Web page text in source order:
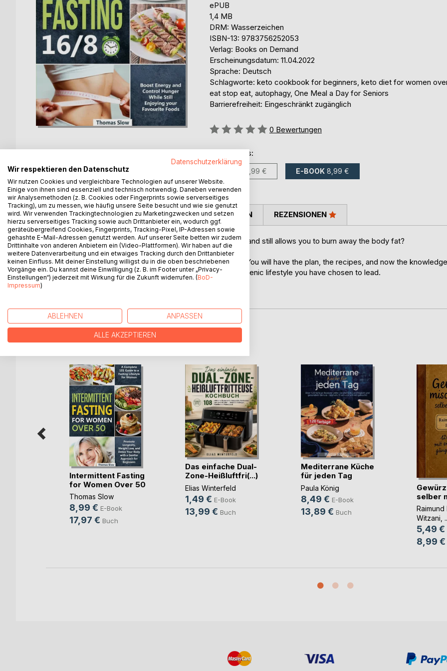
ePUB
1,4 MB
DRM: Wasserzeichen
ISBN-13: 9783756252053
Verlag: Books on Demand
Erscheinungsdatum: 11.04.2022
Sprache: Deutsch
Schlagworte: keto cookbook for beginners, keto diet for women
eat stop eat, autophagy, One Meal a Day for Seniors
Barrierefreiheit: Eingeschränkt zugänglich
Bewertung::
0 Bewertungen
erhältlich als:
17,99 € E-BOOK 8,99 €
BESCHREIBUNG
Are you searching for a dieting plan that takes little effort and still allows you to burn away the body fat?
Why not get started right now? There is no need to wait. You will have the plan, the recipes, and now the knowledge
to use your chosen fasting option with the delicious ketogenic lifestyle you have chosen to lead.
AUTOR/IN PRESSESTIMMEN REZENSIONEN
WEITERE TITEL BEIBoD
Intermittent Fasting
for Women Over 50
Thomas Slow
8,99 € E-Book
17,97 € Buch
Das einfache Dual-
Zone-Heißluftfri(...)
Elias Winterfeld
1,49 € E-Book
13,99 € Buch
Mediterrane Küche
für jeden Tag
Paula König
8,49 € E-Book
13,89 € Buch
selber
Raimund
Witzani ,
5,49 €
8,99 €
Datenschutzerklärung
Wir respektieren den Datenschutz
Wir nutzen Cookies und vergleichbare Technologien auf unserer Website.
Einige von ihnen sind essenziell und technisch notwendig. Daneben verwenden
wir Analysemethoden (z. B. Cookies oder Fingerprints sowie serverseitiges
Tracking), um zu messen, wie häufig unsere Seite besucht und wie sie genutzt
wird. Wir verwenden Trackingtechnologien zu Marketingzwecken und setzen
hierzu serverseitiges Tracking sowie auch Drittanbieter ein, wodurch ggf.
geräteübergreifend Cookies, Fingerprints, Tracking-Pixel, IP-Adressen sowie
gehashte E-Mail-Adressen genutzt werden. Auf unserer Seite betten wir zudem
Drittinhalte von anderen Anbietern ein (Video-Plattformen). Wir haben auf die
weitere Datenverarbeitung und ein etwaiges Tracking durch den Drittanbieter
keinen Einfluss. Mit deiner Einstellung willigst du in die oben beschriebenen
Vorgänge ein. Du kannst deine Einwilligung (z. B. im Footer unter „Privacy-
Einstellungen“) jederzeit mit Wirkung für die Zukunft widerrufen. (BoD-
Impressum)
ABLEHNEN ANPASSEN
ALLE AKZEPTIEREN